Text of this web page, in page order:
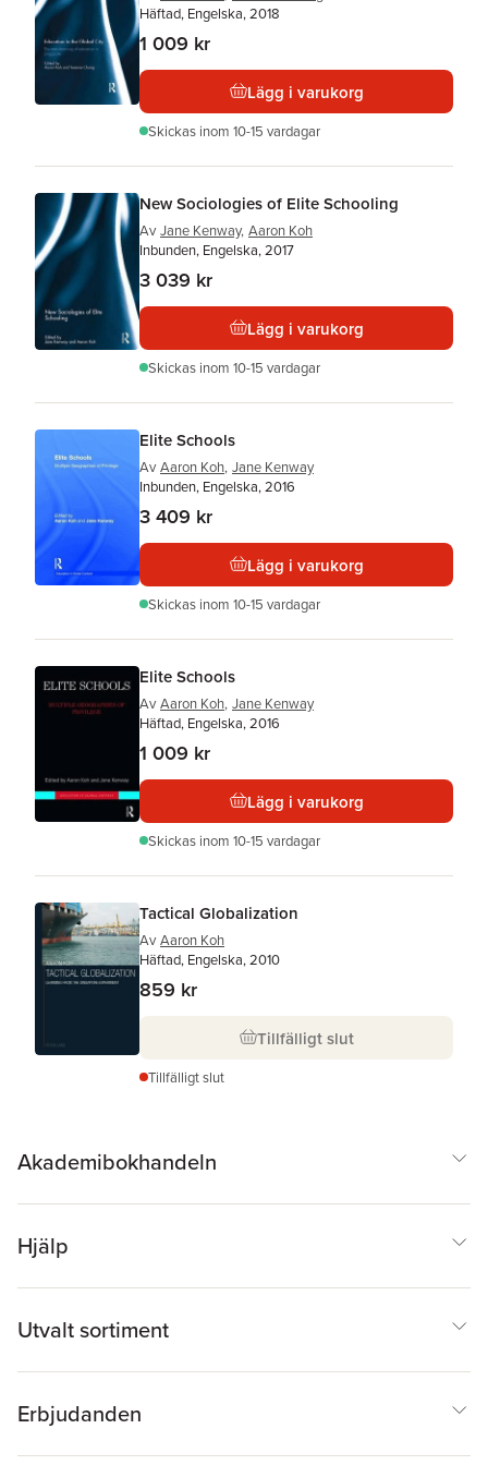
Häftad, Engelska, 2018
1 009 kr
Lägg i varukorg
Skickas inom 10-15 vardagar
New Sociologies of Elite Schooling
Av Jane Kenway, Aaron Koh
Inbunden, Engelska, 2017
3 039 kr
Lägg i varukorg
Skickas inom 10-15 vardagar
Elite Schools
Av Aaron Koh, Jane Kenway
Inbunden, Engelska, 2016
3 409 kr
Lägg i varukorg
Skickas inom 10-15 vardagar
Elite Schools
Av Aaron Koh, Jane Kenway
Häftad, Engelska, 2016
1 009 kr
Lägg i varukorg
Skickas inom 10-15 vardagar
Tactical Globalization
Av Aaron Koh
Häftad, Engelska, 2010
859 kr
Tillfälligt slut
Tillfälligt slut
Akademibokhandeln
Hjälp
Utvalt sortiment
Erbjudanden